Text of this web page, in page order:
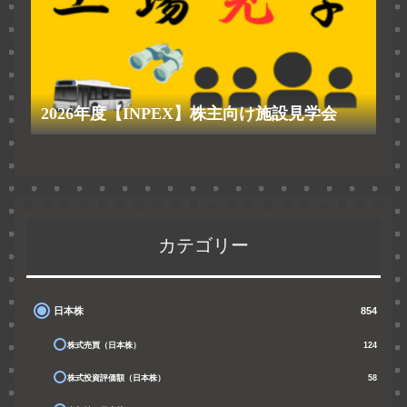
2026年度【INPEX】株主向け施設見学会
カテゴリー
日本株 854
株式売買（日本株） 124
株式投資評価額（日本株） 58